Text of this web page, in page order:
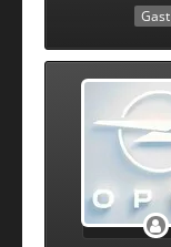
Gast